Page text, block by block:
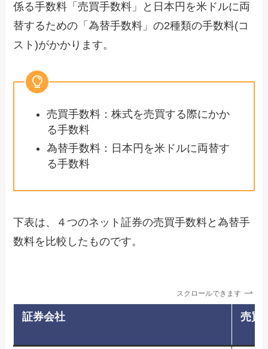
係る手数料「売買手数料」と日本円を米ドルに両
替するための「為替手数料」の2種類の手数料(コ
スト)がかかります。
売買手数料：株式を売買する際にかか
る手数料
為替手数料：日本円を米ドルに両替す
る手数料
下表は、４つのネット証券の売買手数料と為替手
数料を比較したものです。
スクロールできます
証券会社 売買